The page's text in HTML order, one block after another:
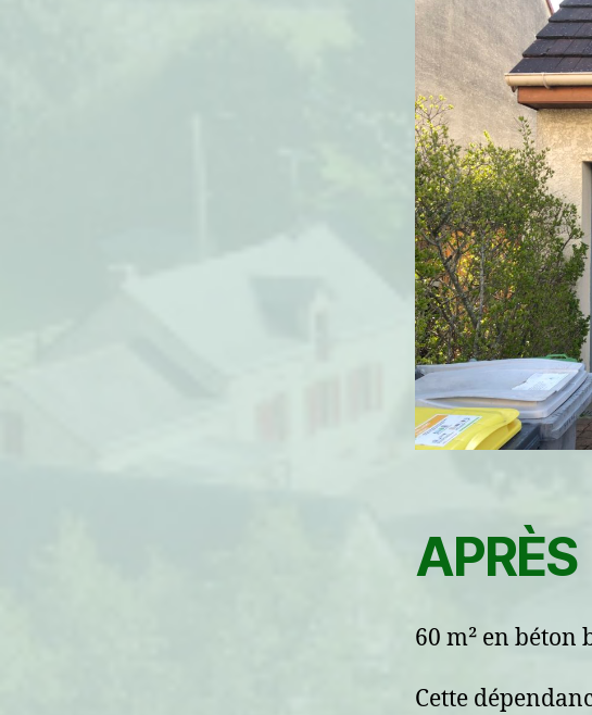
APRÈS
60 m² en béton
Cette